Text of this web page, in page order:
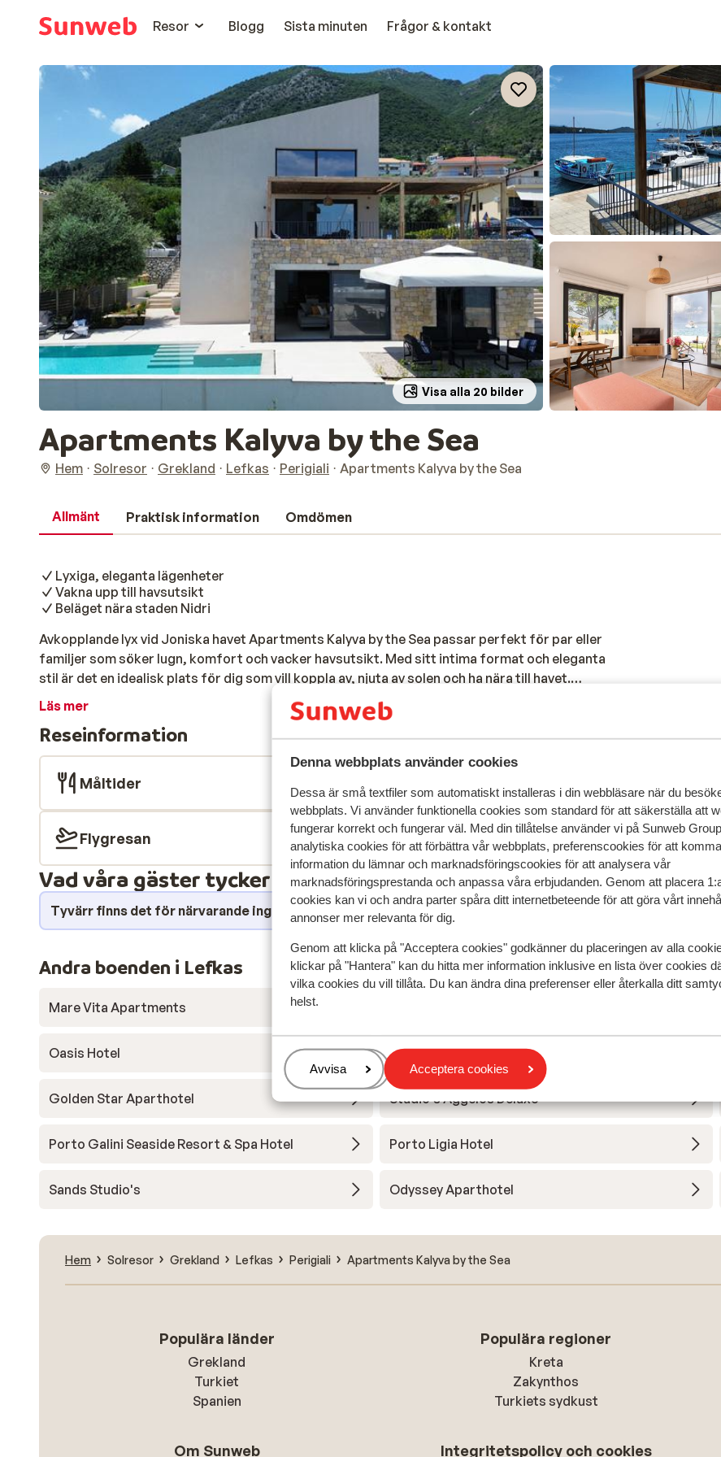
Denna webbplats använder cookies
Dessa är små textfiler som automatiskt installeras i din webbläsare när du
webbplats. Vi använder funktionella cookies som standard för att säkerställa att
fungerar korrekt och fungerar väl. Med din tillåtelse använder vi på Sunweb
analytiska cookies för att förbättra vår webbplats, preferenscookies för att
information du lämnar och marknadsföringscookies för att analysera vår
marknadsföringsprestanda och anpassa våra erbjudanden. Genom att placera
cookies kan vi och andra parter spåra ditt internetbeteende för att göra vårt
annonser mer relevanta för dig.
Genom att klicka på "Acceptera cookies" godkänner du placeringen av alla
klickar på "Hantera" kan du hitta mer information inklusive en lista över cookies
vilka cookies du vill tillåta. Du kan ändra dina preferenser eller återkalla ditt
helst.
Hantera
Avvisa Acceptera cookies
Resor
Blogg Sista minuten Frågor & kontakt
Visa alla 20 bilder
Apartments Kalyva by the Sea
Hem Solresor Grekland Lefkas Perigiali Apartments Kalyva by the Sea
Allmänt Praktisk information Omdömen
Lyxiga, eleganta lägenheter
Vakna upp till havsutsikt
Beläget nära staden Nidri
Avkopplande lyx vid Joniska havet Apartments Kalyva by the Sea passar perfekt för par eller
familjer som söker lugn, komfort och vacker havsutsikt. Med sitt intima format och eleganta
stil är det en idealisk plats för dig som vill koppla av, njuta av solen och ha nära till havet.
Lägenheterna bjuder på både avskildhet och hög standard, vilket gör det lätt att känna sig
hemma långt borta. Strand & pool Här bor du precis vid stranden i Perigiali, med direkt utsikt
över det turkosa Joniska havet. Vissa lägenheter har dessutom en privat pool – perfekt för ett
svalkande dopp när som helst. De stora terrasserna och balkongerna bjuder in till lata dagar i
solen med havet som bakgrund. Mat & dryck Lägenheterna har fullt utrustade kök där du kan
laga egna måltider i lugn och ro. Njut av frukost på balkongen eller ordna en mysig middag med
utsikt över havet. Omgivningarna Boendet ligger med utsikt mot ön Skorpios och omges av
vacker natur. Här finner du både restauranger och tavernor som serverar mat både ifrån det
grekiska köket samt internationella maträtter. I byn möts du av ett rofyllt tempo och genuin
grekisk atmosfär.
Läs mer
Reseinformation
Måltider
Flygresan
Vad våra gäster tycker
Tyvärr finns det för närvarande inga omdömen för detta boende.
Andra boenden i Lefkas
Mare Vita Apartments
Oasis Hotel Athesis Hotel Apartments (fd. Iris)
Golden Star Aparthotel Studio's Aggelos Deluxe
Porto Galini Seaside Resort & Spa Hotel Porto Ligia Hotel
Sands Studio's Odyssey Aparthotel
Hem Solresor Grekland Lefkas Perigiali Apartments Kalyva by the Sea
Populära länder
Grekland
Turkiet
Spanien
Populära regioner
Kreta
Zakynthos
Turkiets sydkust
Om Sunweb Integritetspolicy och cookies